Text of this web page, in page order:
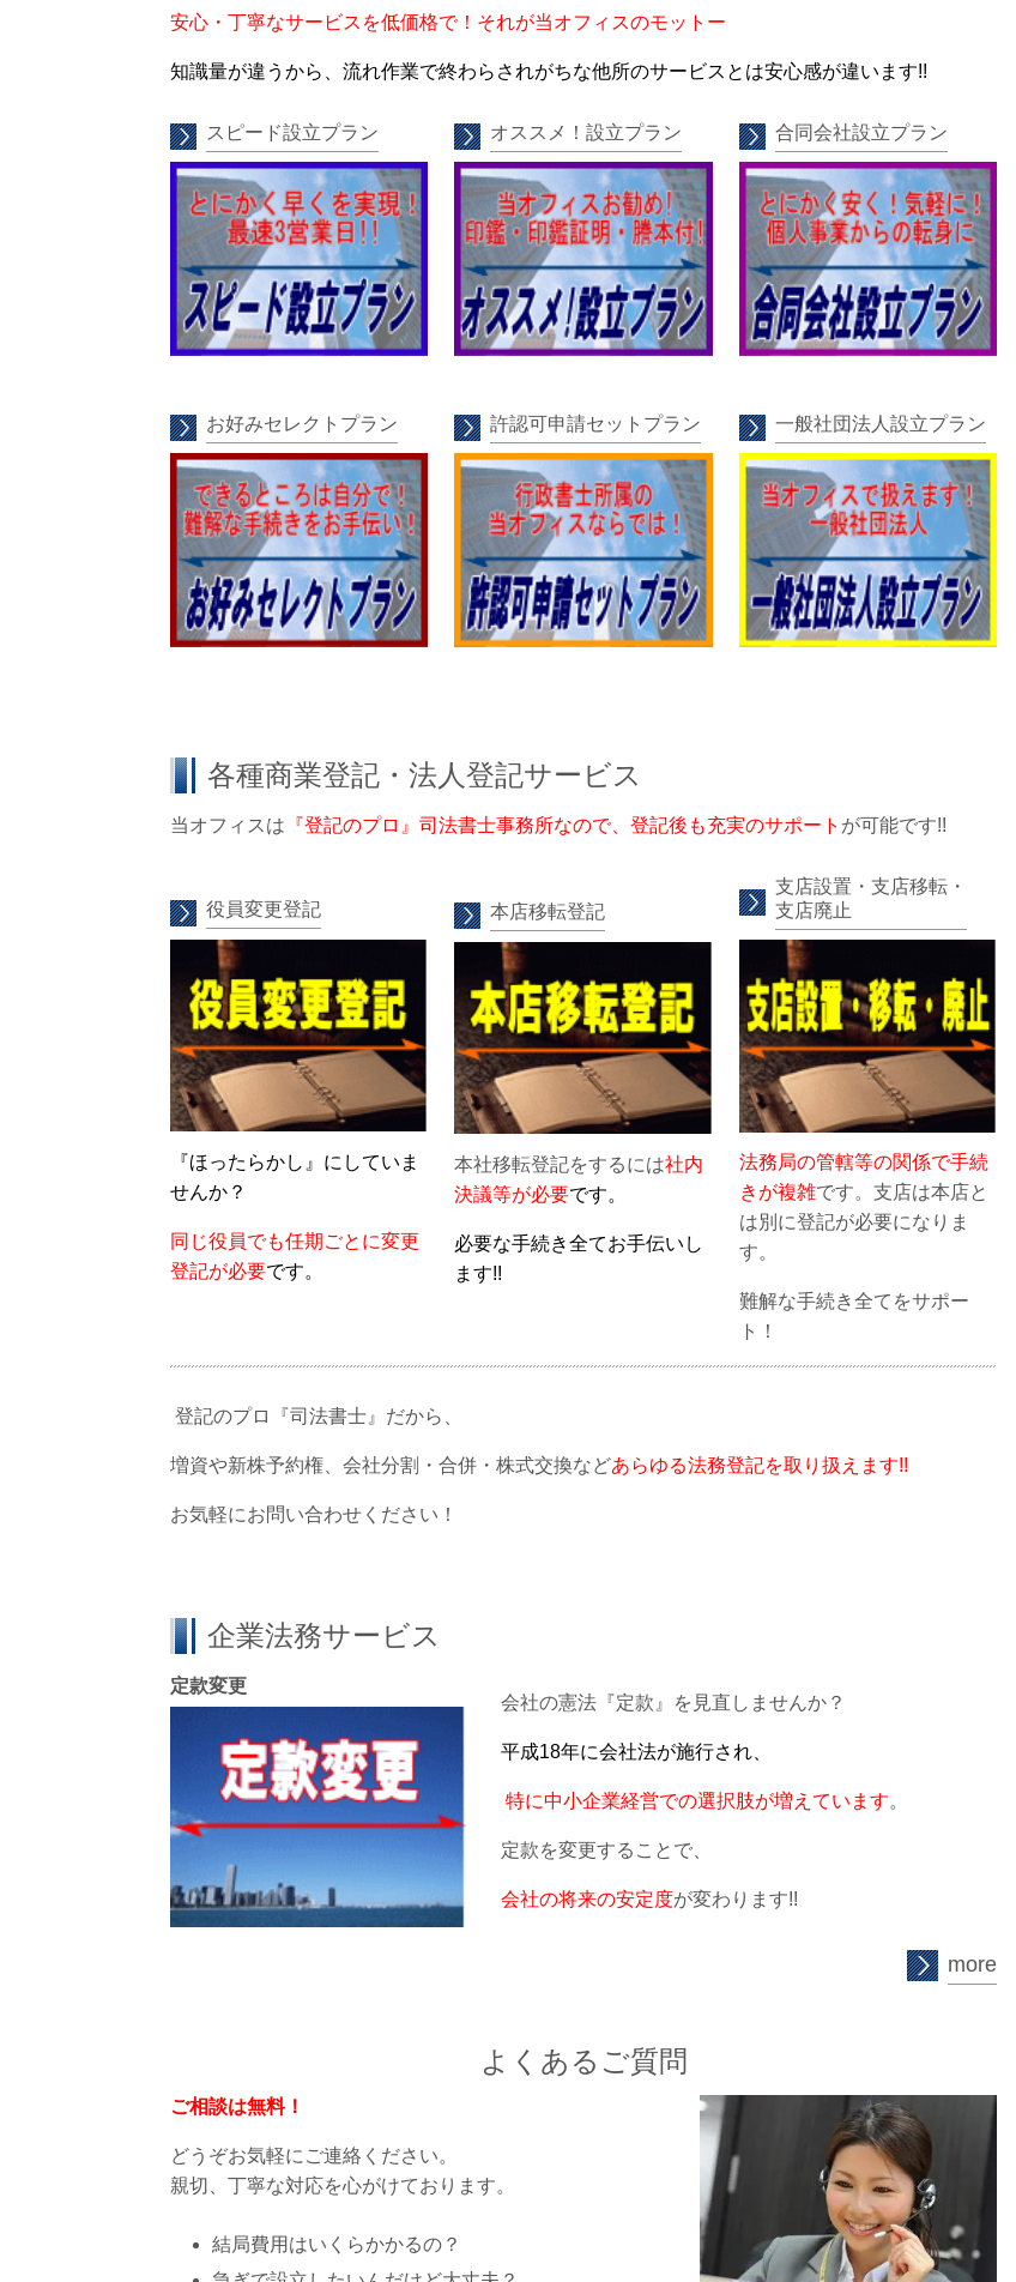
安心・丁寧なサービスを低価格で！それが当オフィスのモットー
知識量が違うから、流れ作業で終わらされがちな他所のサービスとは安心感が違います!!
スピード設立プラン オススメ！設立プラン 合同会社設立プラン
お好みセレクトプラン 許認可申請セットプラン 一般社団法人設立プラン
各種商業登記・法人登記サービス
当オフィスは 『登記のプロ』司法書士事務所なので、 登記後も充実のサポート が可能です!!
役員変更登記
『ほったらかし』にしていま
せんか？
同じ役員でも任期ごとに変更
登記が必要です。
本店移転登記
本社移転登記をするには社内
決議等が必要です。
必要な手続き全てお手伝いし
ます!!
支店設置・支店移転・
支店廃止
法務局の管轄等の関係で手続
きが複雑です。支店は本店と
は別に登記が必要になりま
す。
難解な手続き全てをサポー
ト！
登記のプロ『司法書士』だから、
増資や新株予約権、会社分割・合併・株式交換などあらゆる法務登記を取り扱えます!!
お気軽にお問い合わせください！
企業法務サービス
定款変更
会社の憲法『定款』を見直しませんか？
平成18年に会社法が施行され、
特に中小企業経営での選択肢が増えています。
定款を変更することで、
会社の将来の安定度が変わります!!
more
よくあるご質問
ご相談は無料！
どうぞお気軽にご連絡ください。
親切、丁寧な対応を心がけております。
結局費用はいくらかかるの？